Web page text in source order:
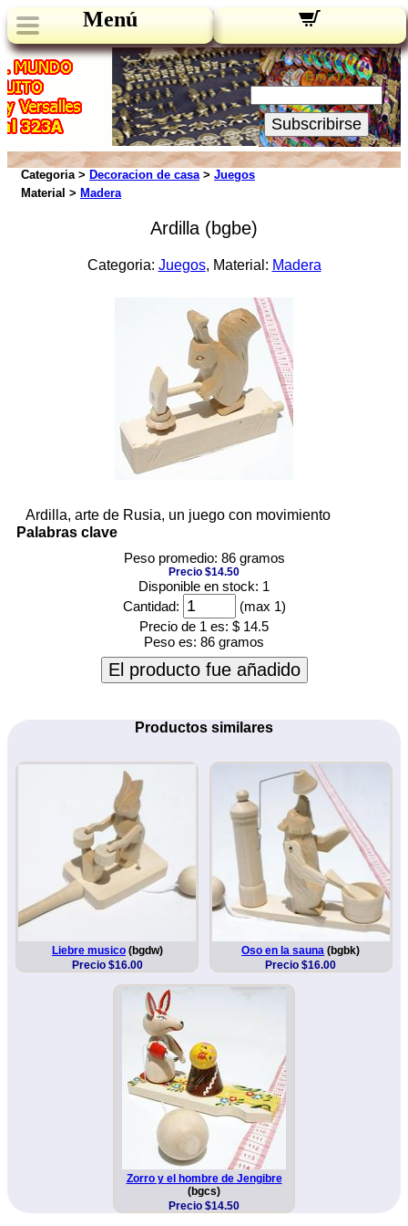
Menú
Novedades:
Su Email:
Subscribirse
Categoria > Decoracion de casa> Juegos
Material > Madera
Ardilla (bgbe)
Categoria: Juegos, Material: Madera
Ardilla, arte de Rusia, un juego con movimiento
Palabras clave
Peso promedio: 86 gramos
Precio $14.50
Disponible en stock: 1
Cantidad:
(max 1)
Precio de 1 es: $ 14.5
Peso es: 86 gramos
El producto fue añadido
Productos similares
Liebre musico(bgdw)
Precio $16.00
Oso en la sauna (bgbk)
Precio $16.00
Zorro y el hombre de Jengibre
(bgcs)
Precio $14.50